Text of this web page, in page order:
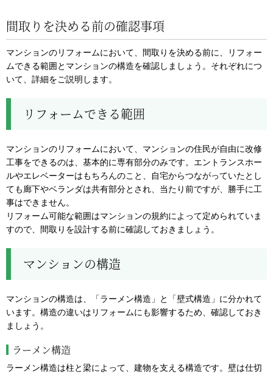
間取りを決める前の確認事項
マンションのリフォームにおいて、間取りを決める前に、リフォー
ムできる範囲とマンションの構造を確認しましょう。それぞれにつ
いて、詳細をご説明します。
リフォームできる範囲
マンションのリフォームにおいて、マンションの住民が自由に改修
工事をできるのは、基本的に専有部分のみです。エントランスホー
ルやエレベーターはもちろんのこと、自宅からつながっていたとし
ても廊下やベランダは共有部分とされ、当たり前ですが、勝手に工
事はできません。
リフォーム可能な範囲はマンションの規約によって定められていま
すので、間取りを設計する前に確認しておきましょう。
マンションの構造
マンションの構造は、「ラーメン構造」と「壁式構造」に分かれて
います。構造の違いはリフォームにも影響するため、確認しておき
ましょう。
ラーメン構造
ラーメン構造は柱と梁によって、建物を支える構造です。壁は仕切